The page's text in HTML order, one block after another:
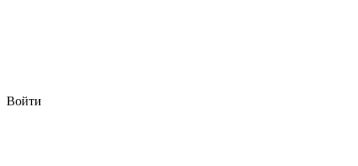
Войти